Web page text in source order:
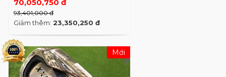
70,050,750 đ
93,401,000 đ
Giảm thêm: 23,350,250 đ
Mới